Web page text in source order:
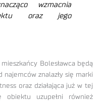
wzmacnia
oraz jego
Bolesławca będą
najemców znalazły się marki
oraz działająca już w tej
obiektu uzupełni również